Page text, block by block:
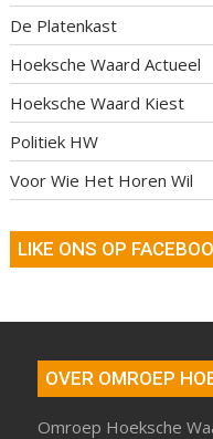
De Platenkast
Hoeksche Waard Actueel
Hoeksche Waard Kiest
Politiek HW
Voor Wie Het Horen Wil
LIKE ONS OP
OVER OMROEP
Omroep Hoeksche